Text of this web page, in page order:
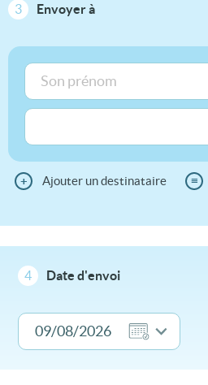
3 Envoyer à
+ Ajouter un destinataire ≡
4 Date d'envoi